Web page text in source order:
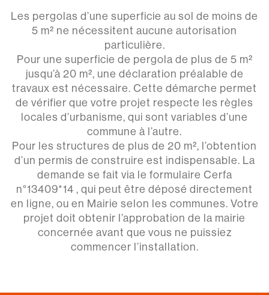
Les pergolas d’une superficie au sol de moins de
5 m² ne nécessitent aucune autorisation
particulière.
Pour une superficie de pergola de plus de 5 m²
jusqu’à 20 m², une déclaration préalable de
travaux est nécessaire. Cette démarche permet
de vérifier que votre projet respecte les règles
locales d’urbanisme, qui sont variables d’une
commune à l’autre.
Pour les structures de plus de 20 m², l’obtention
d’un permis de construire est indispensable. La
demande se fait via le formulaire Cerfa
n°13409*14 , qui peut être déposé directement
en ligne, ou en Mairie selon les communes. Votre
projet doit obtenir l’approbation de la mairie
concernée avant que vous ne puissiez
commencer l’installation.